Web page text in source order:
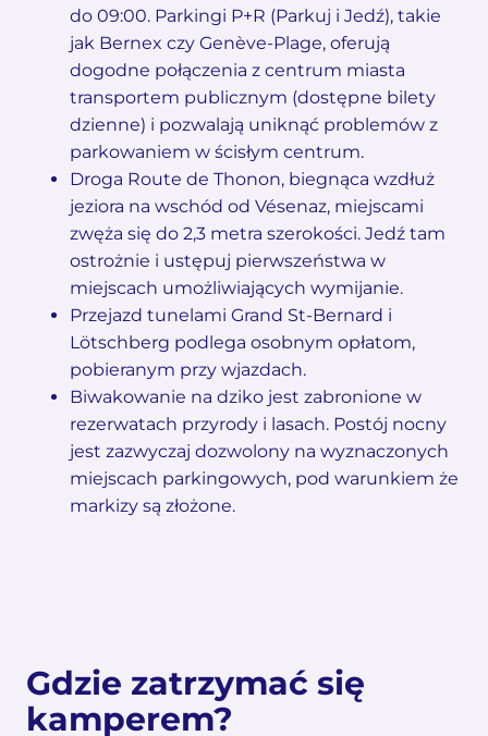
do 09:00. Parkingi P+R (Parkuj i Jedź), takie
jak Bernex czy Genève-Plage, oferują
dogodne połączenia z centrum miasta
transportem publicznym (dostępne bilety
dzienne) i pozwalają uniknąć problemów z
parkowaniem w ścisłym centrum.
Droga Route de Thonon, biegnąca wzdłuż
jeziora na wschód od Vésenaz, miejscami
zwęża się do 2,3 metra szerokości. Jedź tam
ostrożnie i ustępuj pierwszeństwa w
miejscach umożliwiających wymijanie.
Przejazd tunelami Grand St-Bernard i
Lötschberg podlega osobnym opłatom,
pobieranym przy wjazdach.
Biwakowanie na dziko jest zabronione w
rezerwatach przyrody i lasach. Postój nocny
jest zazwyczaj dozwolony na wyznaczonych
miejscach parkingowych, pod warunkiem że
markizy są złożone.
Gdzie zatrzymać się
kamperem?